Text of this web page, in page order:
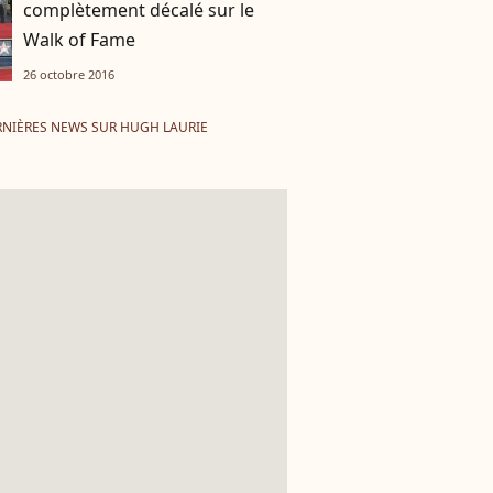
complètement décalé sur le
Walk of Fame
26 octobre 2016
NEWS SUR HUGH LAURIE